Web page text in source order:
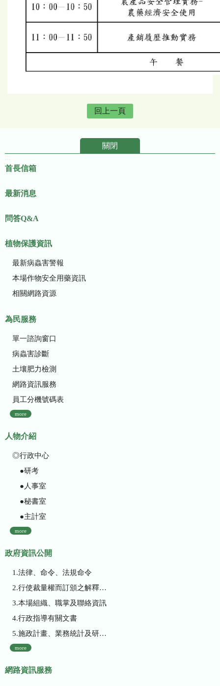
回上一頁
關閉
首長信箱
最新消息
問答Q&A
植物保護資訊
最新病蟲害警報
本場作物安全用藥資訊
相關網路資源
為民服務
單一諮詢窗口
病蟲害診斷
土壤肥力檢測
網路資訊服務
員工分機號碼表
more
人物介紹
◎行政中心
●研考
●人事室
●秘書室
●主計室
more
政府資訊公開
1.法律、命令、法規命令
2.行使裁量權而訂頒之解釋性規定及裁量基準
3.本場組織、職掌及聯絡資訊
4.行政指導有關文書
5.施政計畫、業務統計及研究報告
more
網路資訊服務